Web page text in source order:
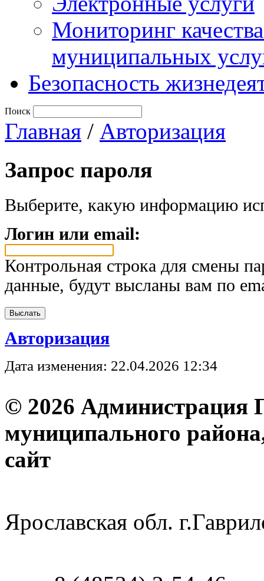
Мониторинг
муниципальных
Безопасность
Поиск
Главная / Авторизация
Запрос пароля
Выберите, какую информацию
Логин или email:
Контрольная строка для смены
данные, будут высланы вам по
Авторизация
Дата изменения: 22.04.2026 12:34
© 2026 Администрация
муниципального
Ярославская обл.